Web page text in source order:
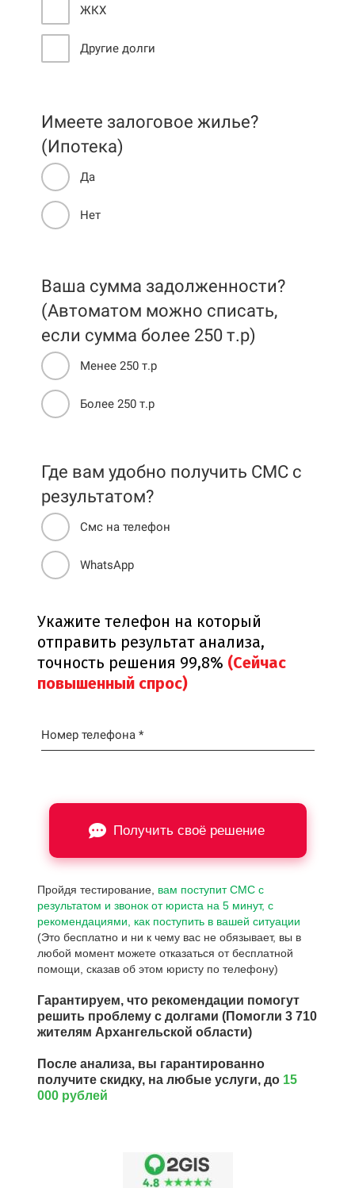
ЖКХ
Другие долги
Имеете залоговое жилье?
(Ипотека)
Да
Нет
Ваша сумма задолженности?
(Автоматом можно списать,
если сумма более 250 т.р)
Менее 250 т.р
Более 250 т.р
Где вам удобно получить СМС c
результатом?
Смс на телефон
WhatsApp
Укажите телефон на который
отправить результат анализа,
точность решения 99,8% (Сейчас
повышенный спрос)
Номер телефона *
Получить своё решение
Пройдя тестирование, вам поступит СМС с
результатом и звонок от юриста на 5 минут, с
рекомендациями, как поступить в вашей ситуации
(Это бесплатно и ни к чему вас не обязывает, вы в
любой момент можете отказаться от бесплатной
помощи, сказав об этом юристу по телефону)
Гарантируем, что рекомендации помогут
решить проблему с долгами (Помогли 3 710
жителям Архангельской области)
После анализа, вы гарантированно
получите скидку, на любые услуги, до 15
000 рублей